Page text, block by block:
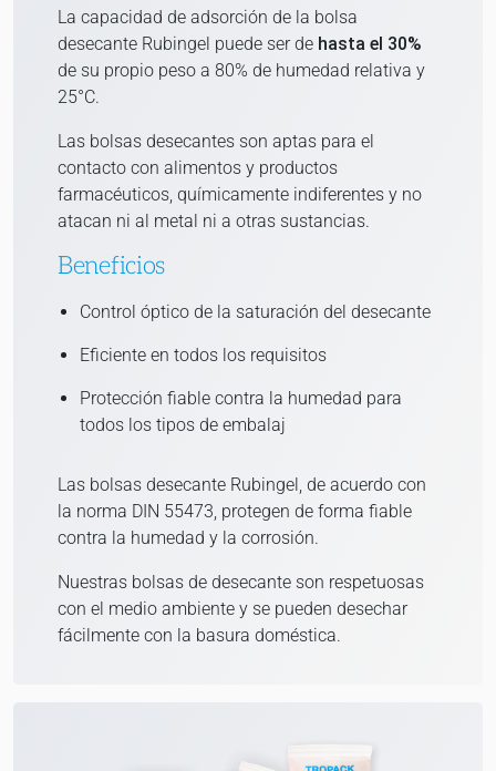
La capacidad de adsorción de la bolsa
desecante Rubingel puede ser de hasta el 30%
de su propio peso a 80% de humedad relativa y
25°C.
Las bolsas desecantes son aptas para el
contacto con alimentos y productos
farmacéuticos, químicamente indiferentes y no
atacan ni al metal ni a otras sustancias.
Beneficios
Control óptico de la saturación del desecante
Eficiente en todos los requisitos
Protección fiable contra la humedad para
todos los tipos de embalaj
Las bolsas desecante Rubingel, de acuerdo con
la norma DIN 55473, protegen de forma fiable
contra la humedad y la corrosión.
Nuestras bolsas de desecante son respetuosas
con el medio ambiente y se pueden desechar
fácilmente con la basura doméstica.